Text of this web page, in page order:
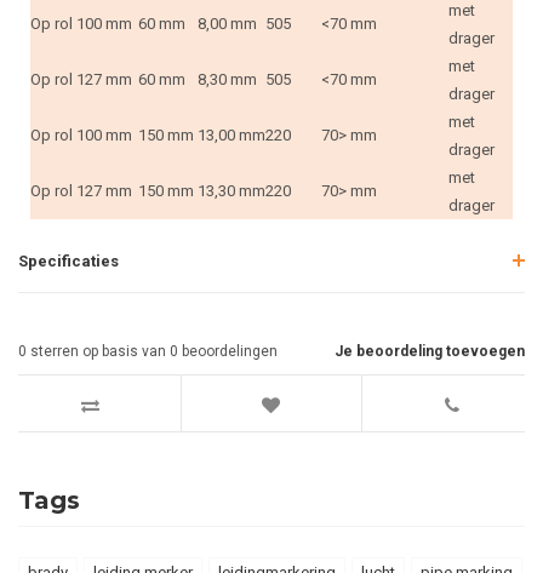
Op rol 100 mm 60 mm 8,00 mm 505 <70 mm
met
drager
Op rol 127 mm 60 mm 8,30 mm 505 <70 mm
met
drager
Op rol 100 mm 150 mm 13,00 mm220 70> mm
met
drager
Op rol 127 mm 150 mm 13,30 mm220 70> mm
met
drager
Specificaties
Je beoordeling toevoegen
0 sterren op basis van 0 beoordelingen
Tags